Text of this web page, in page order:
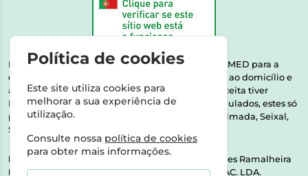
Esta farmácia encontra-se autorizada pelo INFARMED para a
dispensa de medicamentos e produtos de saúde ao domicílio e
através da internet. Medicamentos | Se na sua receita tiver
MSRM, MNSRM, MSRMV ou Medicamentos Manipulados, estes só
podem ser entregues nos seguintes concelhos: Almada, Seixal,
Sesimbra, Oeiras e Lisboa.
Direção Técnica:
Dra. Raquel Alexandra Fernandes Ramalheira
NIPC:513064133 | ASPAS E NÚMEROS SOC. FARMAC. LDA.
Política de cookies
Este site utiliza cookies para
melhorar a sua experiência de
utilização.
Consulte nossa política de cookies
para obter mais informações.